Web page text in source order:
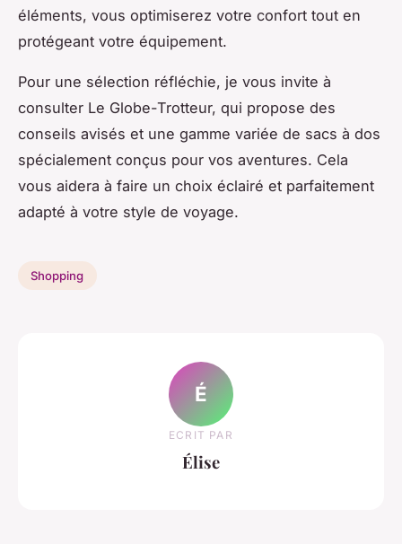
éléments, vous optimiserez votre confort tout en
protégeant votre équipement.
Pour une sélection réfléchie, je vous invite à
consulter Le Globe-Trotteur, qui propose des
conseils avisés et une gamme variée de sacs à dos
spécialement conçus pour vos aventures. Cela
vous aidera à faire un choix éclairé et parfaitement
adapté à votre style de voyage.
Shopping
É
ECRIT PAR
Élise